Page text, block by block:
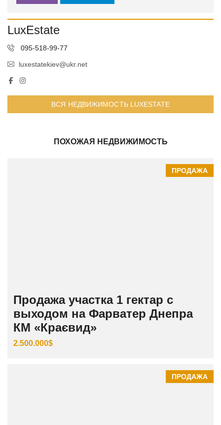
LuxEstate
095-518-99-77
luxestatekiev@ukr.net
ВСЯ НЕДВИЖИМОСТЬ LUXESTATE
ПОХОЖАЯ НЕДВИЖИМОСТЬ
ПРОДАЖА
Продажа участка 1 гектар с
выходом на Фарватер Днепра
КМ «Краєвид»
2.500.000$
ПРОДАЖА